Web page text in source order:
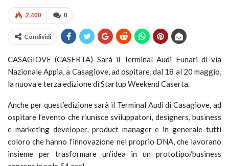
0
2.400
Condividi
CASAGIOVE (CASERTA) Sarà il Terminal Audi Funari di via
Nazionale Appia, a Casagiove, ad ospitare, dal 18 al 20 maggio,
la nuova e terza edizione di Startup Weekend Caserta.
Anche per quest’edizione sarà il Terminal Audi di Casagiove, ad
ospitare l’evento che riunisce sviluppatori, designers, business
e marketing developer, product manager e in generale tutti
coloro che hanno l’innovazione nel proprio DNA, che lavorano
insieme per trasformare un’idea in un prototipo/business